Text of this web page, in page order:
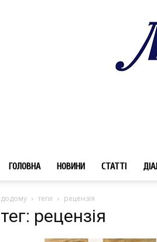
ГОЛОВНА НОВИНИ СТАТТІ
додому теги рецензія
тег: рецензія